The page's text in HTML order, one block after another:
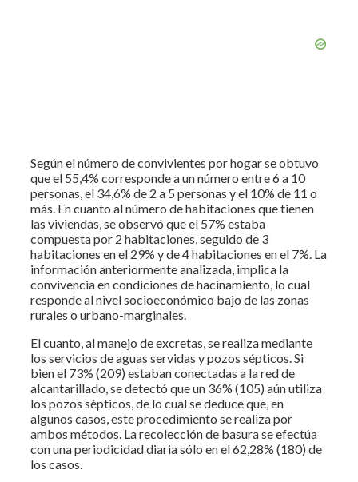
Según el número de convivientes por hogar se obtuvo
que el 55,4% corresponde a un número entre 6 a 10
personas, el 34,6% de 2 a 5 personas y el 10% de 11 o
más. En cuanto al número de habitaciones que tienen
las viviendas, se observó que el 57% estaba
compuesta por 2 habitaciones, seguido de 3
habitaciones en el 29% y de 4 habitaciones en el 7%. La
información anteriormente analizada, implica la
convivencia en condiciones de hacinamiento, lo cual
responde al nivel socioeconómico bajo de las zonas
rurales o urbano-marginales.
El cuanto, al manejo de excretas, se realiza mediante
los servicios de aguas servidas y pozos sépticos. Si
bien el 73% (209) estaban conectadas a la red de
alcantarillado, se detectó que un 36% (105) aún utiliza
los pozos sépticos, de lo cual se deduce que, en
algunos casos, este procedimiento se realiza por
ambos métodos. La recolección de basura se efectúa
con una periodicidad diaria sólo en el 62,28% (180) de
los casos.